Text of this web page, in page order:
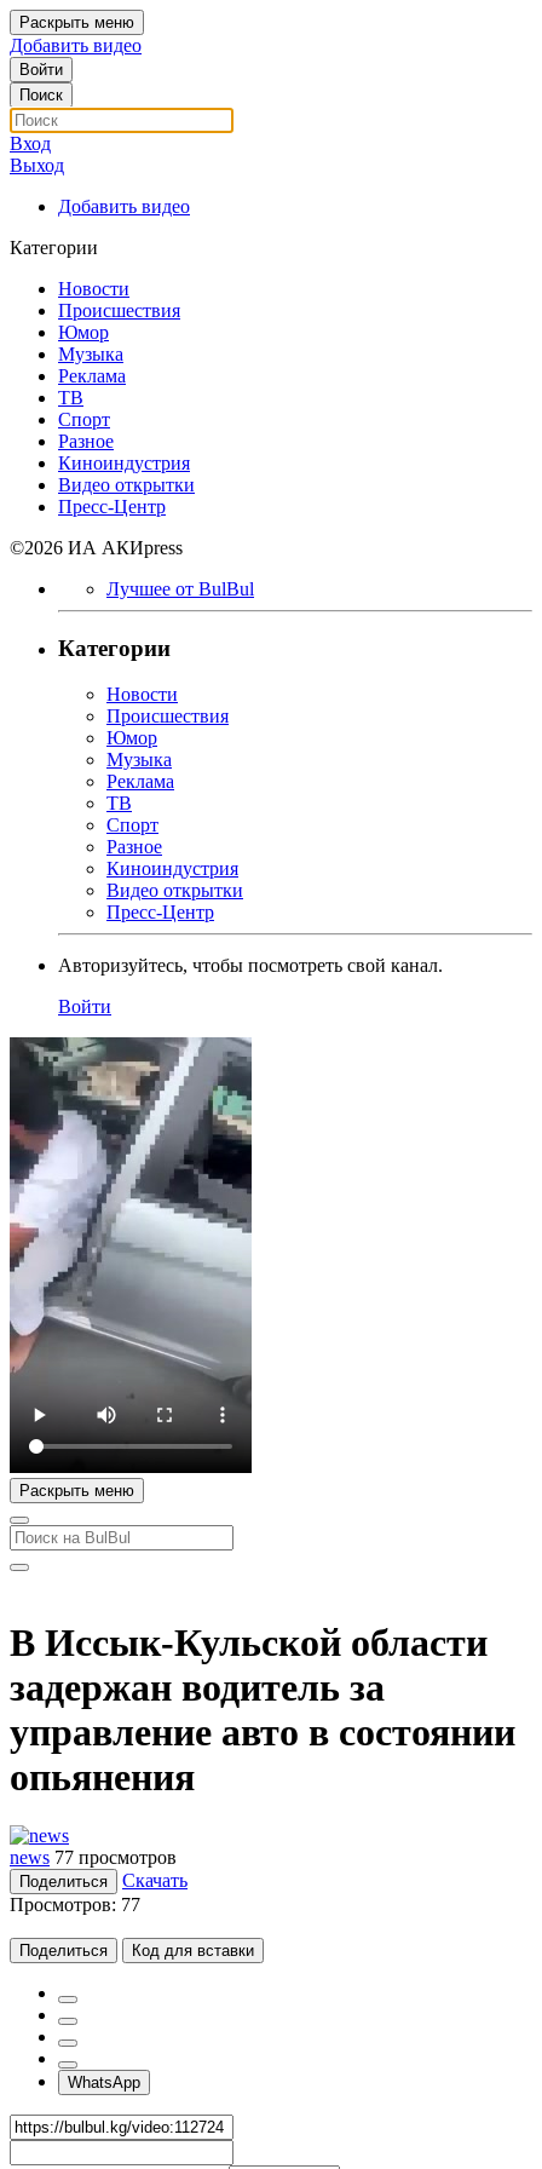
Раскрыть меню
Добавить видео
Войти
Поиск
Вход
Выход
Добавить видео
Категории
Новости
Происшествия
Юмор
Музыка
Реклама
ТВ
Спорт
Разное
Киноиндустрия
Видео открытки
Пресс-Центр
©2026 ИА АКИpress
Лучшее от BulBul
Категории
Новости
Происшествия
Юмор
Музыка
Реклама
ТВ
Спорт
Разное
Киноиндустрия
Видео открытки
Пресс-Центр
Авторизуйтесь, чтобы посмотреть свой канал.
Войти
Раскрыть меню
В Иссык-Кульской области
задержан водитель за
управление авто в состоянии
опьянения
news 77 просмотров
Поделиться
Скачать
Просмотров: 77
Поделиться Код для вставки
WhatsApp